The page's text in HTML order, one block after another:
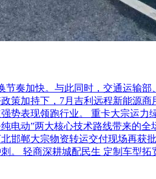
奏加快。与此同时，交通运输
加持下，7月吉利远程新能源商
势表现领跑行业。 重卡大宗运
电动”两大核心技术路线带来的
邯郸大宗物资转运交付现场再
。 轻商深耕城配民生 定制车型